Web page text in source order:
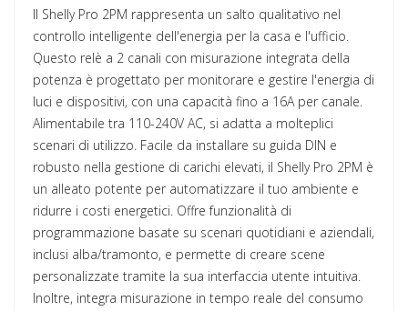
Il Shelly Pro 2PM rappresenta un salto qualitativo nel
controllo intelligente dell'energia per la casa e l'ufficio.
Questo relè a 2 canali con misurazione integrata della
potenza è progettato per monitorare e gestire l'energia di
luci e dispositivi, con una capacità fino a 16A per canale.
Alimentabile tra 110-240V AC, si adatta a molteplici
scenari di utilizzo. Facile da installare su guida DIN e
robusto nella gestione di carichi elevati, il Shelly Pro 2PM è
un alleato potente per automatizzare il tuo ambiente e
ridurre i costi energetici. Offre funzionalità di
programmazione basate su scenari quotidiani e aziendali,
inclusi alba/tramonto, e permette di creare scene
personalizzate tramite la sua interfaccia utente intuitiva.
Inoltre, integra misurazione in tempo reale del consumo